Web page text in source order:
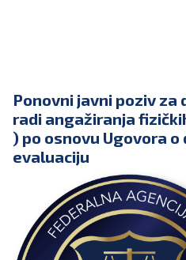
Ponovni javni poziv
radi angažiranja
) po osnovu Ugovora
evaluaciju